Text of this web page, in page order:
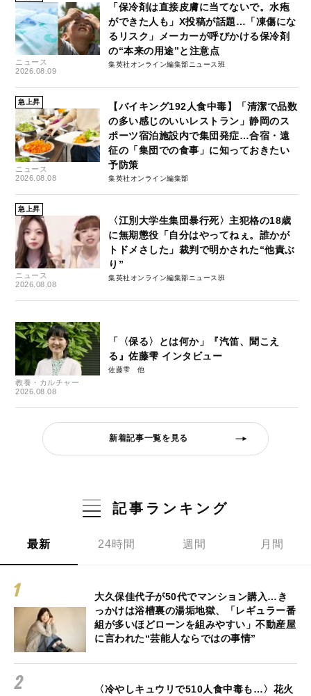
ニュース
2026.08.09
「保冷剤は直接皮膚に当てないで。水疱
ができた人も」X投稿が話題…「凍傷にな
るリスク」メーカーが呼びかける保冷剤
の“本来の用途”と注意点
集英社オンライン編集部ニュース班
急上昇
ニュース
2026.08.08
【バイキング192人食中毒】「清潔で品数
の多い感じのいいレストラン」静岡のス
ポーツ宿泊施設内で集団発症…合宿・遠
征の「集団での食事」に知っておきたい
予防策
集英社オンライン編集部
急上昇
ニュース
2026.08.08
〈江別大学生集団暴行死〉主犯格の18歳
に無期懲役「自分はやってねぇ。誰かが
トドメさした」裁判で明かされた“他責ぶ
り”
集英社オンライン編集部ニュース班
教養・カルチャー
2026.08.08
「〈保る〉とは何か」『汽笛、聞こえ
る』佐藤雫 インタビュー
佐藤雫
新着記事一覧を見る
記事ランキング
最新 24時間 週間 月間
大久保佳代子が50代でマンション購入…き
っかけは浴槽裏の湯垢地獄、「レギュラー番
組が多いほどローンを組みやすい」不動産屋
に言われた“芸能人ならではの事情”
〈冷やしキュウリで510人食中毒も…〉花火